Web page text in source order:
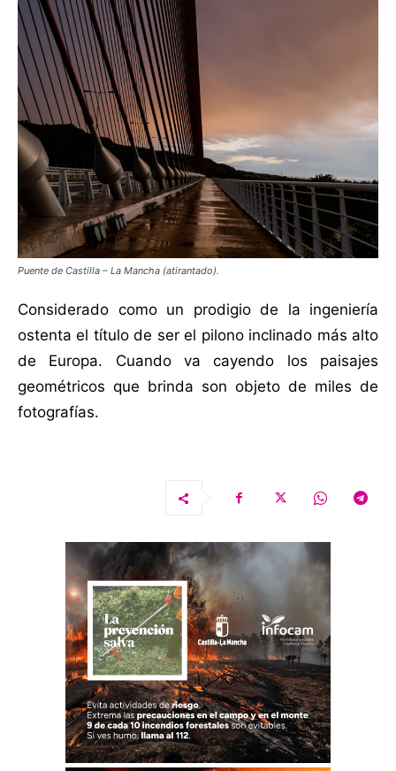
Puente de Castilla – La Mancha (atirantado).
Considerado como un prodigio de la ingeniería
ostenta el título de ser el pilono inclinado más alto
de Europa. Cuando va cayendo los paisajes
geométricos que brinda son objeto de miles de
fotografías.